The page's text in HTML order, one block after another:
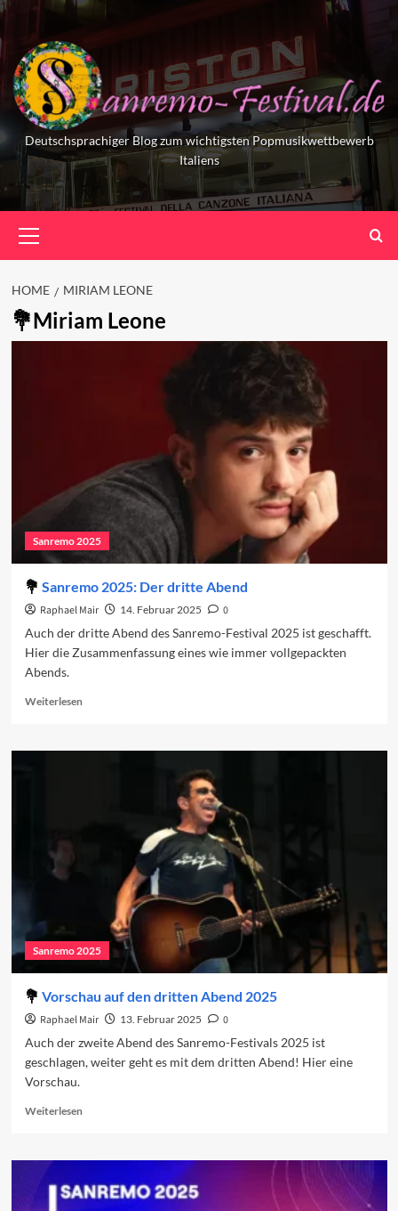
Skip
to
content
Deutschsprachiger Blog zum wichtigsten Popmusikwettbewerb
Italiens
Menu
HOME MIRIAM LEONE
Miriam Leone
Sanremo 2025
Sanremo 2025: Der dritte Abend
Raphael Mair 14. Februar 2025
0
Auch der dritte Abend des Sanremo-Festival 2025 ist geschafft.
Hier die Zusammenfassung eines wie immer vollgepackten
Abends.
WeiterlesenRead
Sanremo
Sanremo 2025
Vorschau auf den dritten Abend 2025
Raphael Mair 13. Februar 2025
0
Auch der zweite Abend des Sanremo-Festivals 2025 ist
geschlagen, weiter geht es mit dem dritten Abend! Hier eine
Vorschau.
WeiterlesenRead
Vorschau
den